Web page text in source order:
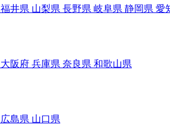
福井県 山梨県 長野県 岐阜県 静岡県 愛
大阪府 兵庫県 奈良県 和歌山県
広島県 山口県